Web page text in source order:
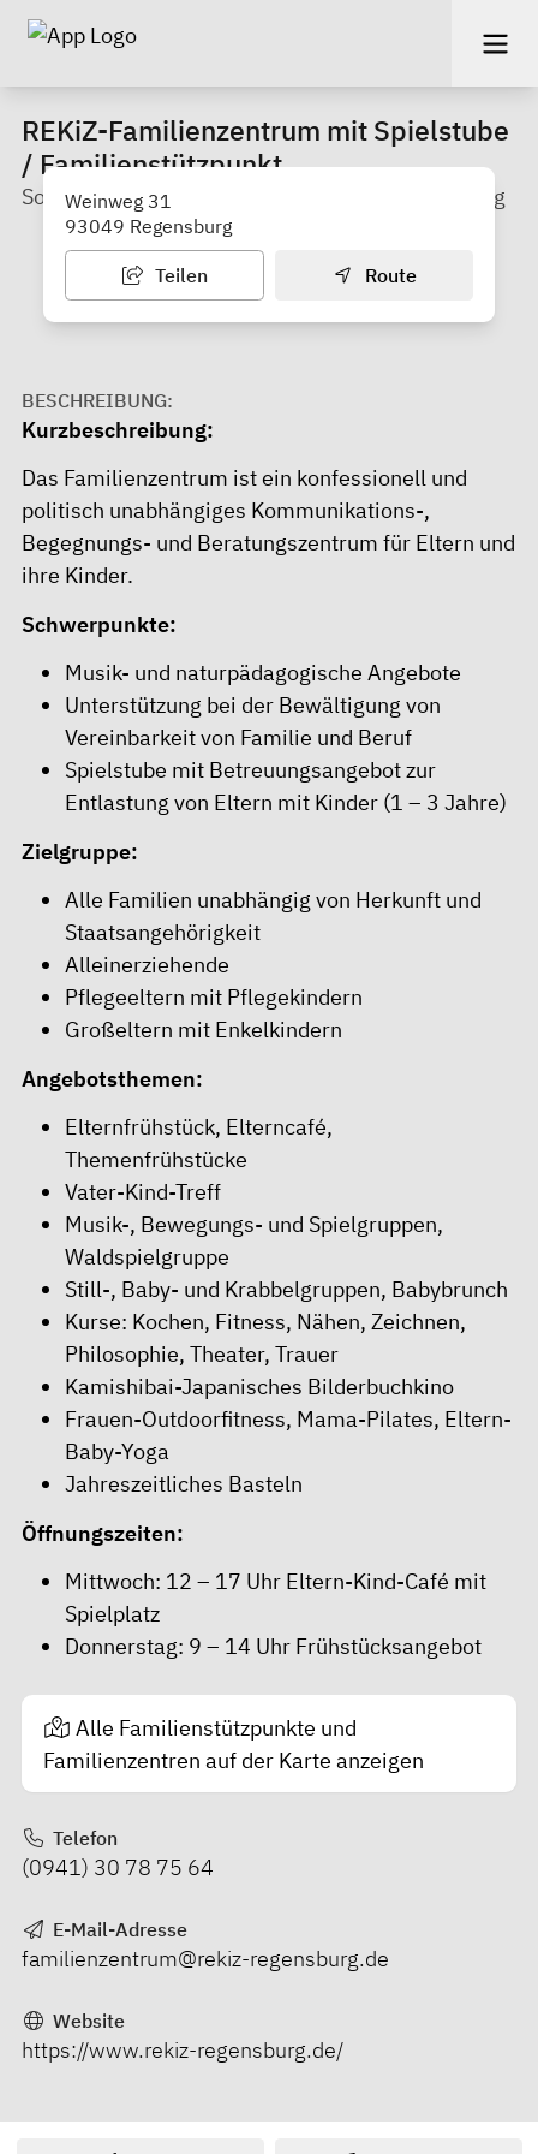
REKiZ-Familienzentrum mit Spielstube
/ Familienstützpunkt
Sozialdienst katholischer Frauen e. V. Regensburg
Weinweg 31
93049 Regensburg
Teilen Route
BESCHREIBUNG:
Kurzbeschreibung:
Das Familienzentrum ist ein konfessionell und
politisch unabhängiges Kommunikations-,
Begegnungs- und Beratungszentrum für Eltern und
ihre Kinder.
Schwerpunkte:
Musik- und naturpädagogische Angebote
Unterstützung bei der Bewältigung von
Vereinbarkeit von Familie und Beruf
Spielstube mit Betreuungsangebot zur
Entlastung von Eltern mit Kinder (1 – 3 Jahre)
Zielgruppe:
Alle Familien unabhängig von Herkunft und
Staatsangehörigkeit
Alleinerziehende
Pflegeeltern mit Pflegekindern
Großeltern mit Enkelkindern
Angebotsthemen:
Elternfrühstück, Elterncafé,
Themenfrühstücke
Vater-Kind-Treff
Musik-, Bewegungs- und Spielgruppen,
Waldspielgruppe
Still-, Baby- und Krabbelgruppen, Babybrunch
Kurse: Kochen, Fitness, Nähen, Zeichnen,
Philosophie, Theater, Trauer
Kamishibai-Japanisches Bilderbuchkino
Frauen-Outdoorfitness, Mama-Pilates, Eltern-
Baby-Yoga
Jahreszeitliches Basteln
Öffnungszeiten:
Mittwoch: 12 – 17 Uhr Eltern-Kind-Café mit
Spielplatz
Donnerstag: 9 – 14 Uhr Frühstücksangebot
Alle Familienstützpunkte und
Familienzentren auf der Karte anzeigen
Telefon
(0941) 30 78 75 64
E-Mail-Adresse
familienzentrum@rekiz-regensburg.de
Website
https://www.rekiz-regensburg.de/